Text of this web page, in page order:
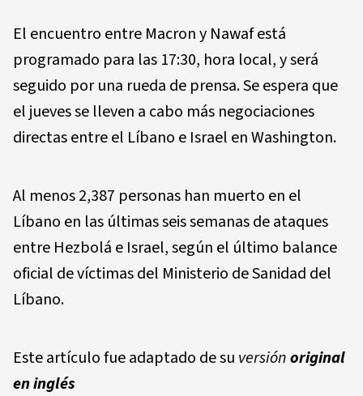
El encuentro entre Macron y Nawaf está
programado para las 17:30, hora local, y será
seguido por una rueda de prensa. Se espera que
el jueves se lleven a cabo más negociaciones
directas entre el Líbano e Israel en Washington.
Al menos 2,387 personas han muerto en el
Líbano en las últimas seis semanas de ataques
entre Hezbolá e Israel, según el último balance
oficial de víctimas del Ministerio de Sanidad del
Líbano.
Este artículo fue adaptado de su versiónoriginal
en inglés